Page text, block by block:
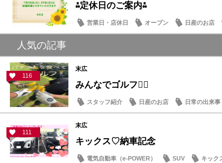
⁂定休日のご案内⁂
営業日・店休日 オープン 日産のお店
人気の記事
116
末広
みんなでゴルフ🏌️‍♂️
スタッフ紹介 日産のお店 日常の出来事
111
末広
キックス♡納車記念
電気自動車（e-POWER） SUV キック